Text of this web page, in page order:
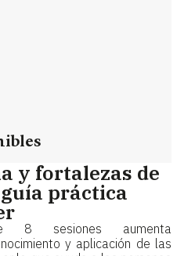
y fortalezas de
práctica
8 sesiones aumenta
y aplicación de las